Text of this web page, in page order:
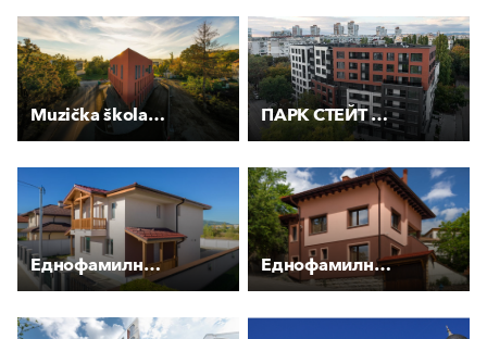
Muzička škola Tuzla ПАРК СТЕЙТ РЕЗИДЕНС
Еднофамилна къща в гр. Самоков Еднофамилна къща в гр. Тетевен